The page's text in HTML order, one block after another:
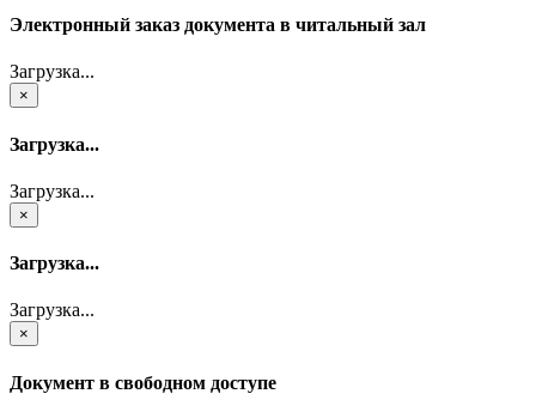
Электронный заказ документа в читальный зал
Загрузка...
×
Загрузка...
Загрузка...
×
Загрузка...
Загрузка...
×
Документ в свободном доступе